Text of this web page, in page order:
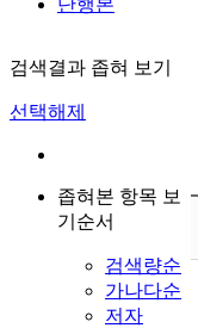
단행본
검색결과 좁혀 보기
선택해제
좁혀본 항목 보
기순서
검색량순
가나다순
저자